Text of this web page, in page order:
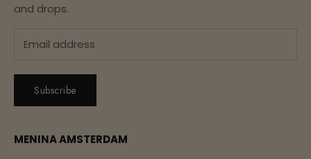
and drops.
Subscribe
MENINA AMSTERDAM